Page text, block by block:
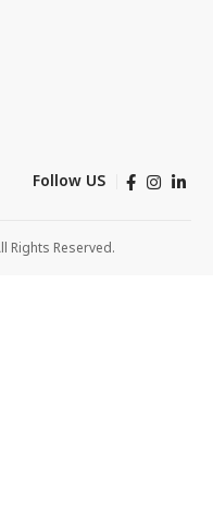
Follow US
Rights Reserved.